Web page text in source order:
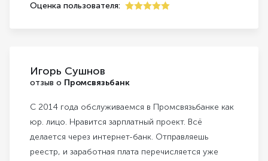
Оценка пользователя:
Игорь Сушнов
отзыв о Промсвязьбанк
С 2014 года обслуживаемся в Промсвязьбанке как
юр. лицо. Нравится зарплатный проект. Всё
делается через интернет-банк. Отправляешь
реестр, и заработная плата перечисляется уже